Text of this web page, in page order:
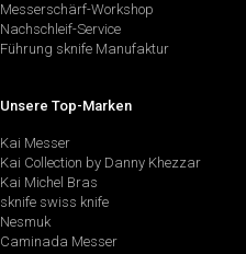
Messerschärf-Workshop
Nachschleif-Service
Führung sknife Manufaktur
Unsere Top-Marken
Kai Messer
Kai Collection by Danny Khezzar
Kai Michel Bras
sknife swiss knife
Nesmuk
Caminada Messer